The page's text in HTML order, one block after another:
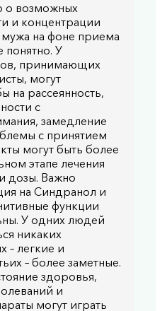
о возможных
и концентрации
на фоне приема
понятно. У
принимающих
могут
на рассеянность,
с
замедление
с принятием
могут быть более
этапе лечения
дозы. Важно
на Синдранол и
функции
У одних людей
никаких
– легкие и
– более заметные.
здоровья,
и
могут играть